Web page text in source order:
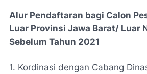
Alur Pendaftaran bagi Calon
Luar Provinsi Jawa Barat/ Luar
Sebelum Tahun 2021
1. Kordinasi dengan Cabang